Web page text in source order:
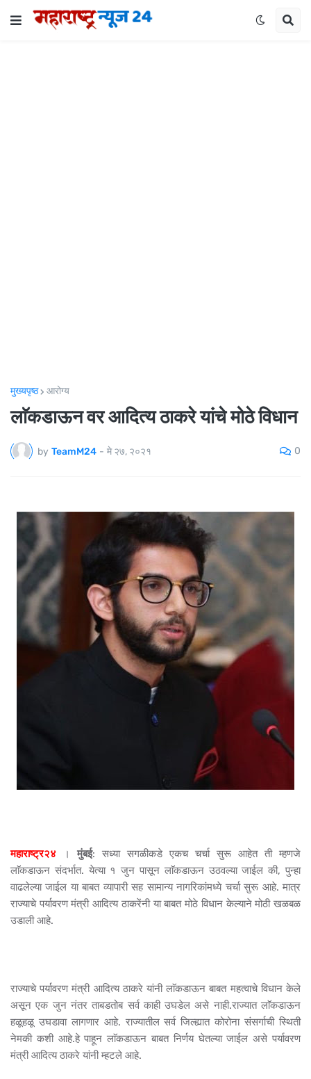
मुख्यपृष्ठ आरोग्य
लाॅकडाऊन वर आदित्य ठाकरे यांचे मोठे विधान
by TeamM24 - मे २७, २०२१ 0
महाराष्ट्र२४ । मुंबई: सध्या सगळीकडे एकच चर्चा सुरू आहेत ती म्हणजे
लाॅकडाऊन संदर्भात. येत्या १ जुन पासून लाॅकडाऊन उठवल्या जाईल की, पुन्हा
वाढलेल्या जाईल या बाबत व्यापारी सह सामान्य नागरिकांमध्ये चर्चा सुरू आहे. मात्र
राज्याचे पर्यावरण मंत्री आदित्य ठाकरेंनी या बाबत मोठे विधान केल्याने मोठी खळबळ
उडाली आहे.
राज्याचे पर्यावरण मंत्री आदित्य ठाकरे यांनी लाॅकडाऊन बाबत महत्वाचे विधान केले
असून एक जुन नंतर ताबडतोब सर्व काही उघडेल असे नाही.राज्यात लाॅकडाऊन
हळूहळू उघडावा लागणार आहे. राज्यातील सर्व जिल्ह्यात कोरोना संसर्गाची स्थिती
नेमकी कशी आहे.हे पाहून लाॅकडाऊन बाबत निर्णय घेतल्या जाईल असे पर्यावरण
मंत्री आदित्य ठाकरे यांनी म्हटले आहे.